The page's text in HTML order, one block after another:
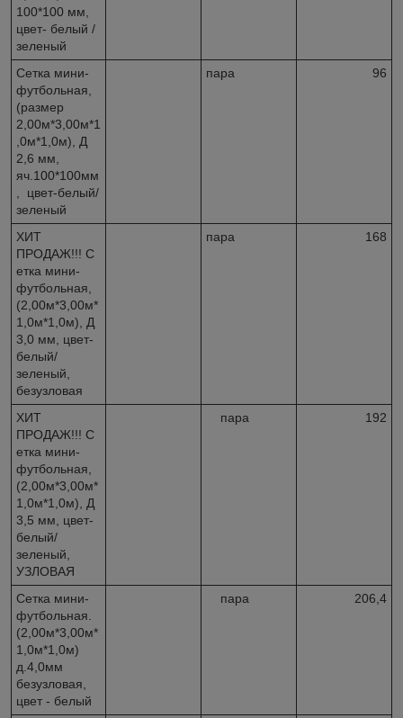
100*100 мм,
цвет- белый /
зеленый
Сетка мини-
футбольная,
(размер
2,00м*3,00м*1
,0м*1,0м), Д
2,6 мм,
яч.100*100мм
, цвет-белый/
зеленый
пара 96
ХИТ
ПРОДАЖ!!! С
етка мини-
футбольная,
(2,00м*3,00м*
1,0м*1,0м), Д
3,0 мм, цвет-
белый/
зеленый,
безузловая
пара 168
ХИТ
ПРОДАЖ!!! С
етка мини-
футбольная,
(2,00м*3,00м*
1,0м*1,0м), Д
3,5 мм, цвет-
белый/
зеленый,
УЗЛОВАЯ
пара 192
Сетка мини-
футбольная.
(2,00м*3,00м*
1,0м*1,0м)
д.4,0мм
безузловая,
цвет - белый
пара 206,4